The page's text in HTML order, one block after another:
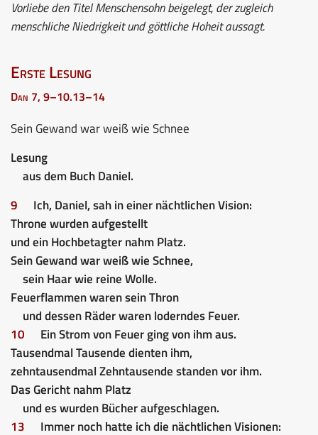
Vorliebe den Titel Menschensohn beigelegt, der zugleich
menschliche Niedrigkeit und göttliche Hoheit aussagt.
Erste Lesung
Dan 7, 9–10.13–14
Sein Gewand war weiß wie Schnee
Lesung
aus dem Buch Daniel.
9
Ich, Daniel, sah in einer nächtlichen Vision:
Throne wurden aufgestellt
und ein Hochbetagter nahm Platz.
Sein Gewand war weiß wie Schnee,
sein Haar wie reine Wolle.
Feuerflammen waren sein Thron
und dessen Räder waren loderndes Feuer.
10
Ein Strom von Feuer ging von ihm aus.
Tausendmal Tausende dienten ihm,
zehntausendmal Zehntausende standen vor ihm.
Das Gericht nahm Platz
und es wurden Bücher aufgeschlagen.
13
Immer noch hatte ich die nächtlichen Visionen: